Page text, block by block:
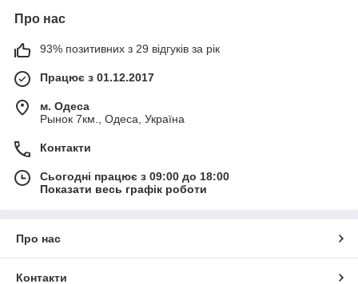
Про нас
93% позитивних з 29 відгуків за рік
Працює з 01.12.2017
м. Одеса
Рынок 7км., Одеса, Україна
Контакти
Сьогодні працює з 09:00 до 18:00
Показати весь графік роботи
Про нас
Контакти